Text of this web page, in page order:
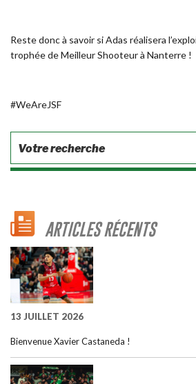
Reste donc à savoir si Adas réalisera
trophée de Meilleur Shooteur à Nanterre !
#WeAreJSF
ARTICLES RÉCENTS
13 JUILLET 2026
Bienvenue Xavier Castaneda !